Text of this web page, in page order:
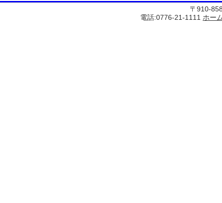
〒910-
電話:0776-21-1111 ホー